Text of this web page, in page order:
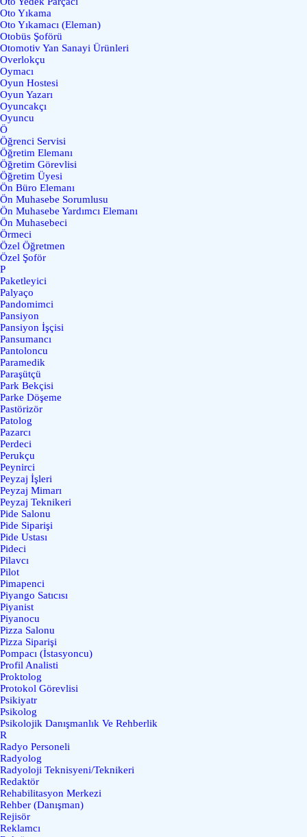
Oto Yıkama
Oto Yıkamacı (Eleman)
Otobüs Şoförü
Otomotiv Yan Sanayi Ürünleri
Overlokçu
Oymacı
Oyun Hostesi
Oyun Yazarı
Oyuncakçı
Oyuncu
Ö
Öğrenci Servisi
Öğretim Elemanı
Öğretim Görevlisi
Öğretim Üyesi
Ön Büro Elemanı
Ön Muhasebe Sorumlusu
Ön Muhasebe Yardımcı Elemanı
Ön Muhasebeci
Örmeci
Özel Öğretmen
Özel Şoför
P
Paketleyici
Palyaço
Pandomimci
Pansiyon
Pansiyon İşçisi
Pansumancı
Pantoloncu
Paramedik
Paraşütçü
Park Bekçisi
Parke Döşeme
Pastörizör
Patolog
Pazarcı
Perdeci
Perukçu
Peynirci
Peyzaj İşleri
Peyzaj Mimarı
Peyzaj Teknikeri
Pide Salonu
Pide Siparişi
Pide Ustası
Pideci
Pilavcı
Pilot
Pimapenci
Piyango Satıcısı
Piyanist
Piyanocu
Pizza Salonu
Pizza Siparişi
Pompacı (İstasyoncu)
Profil Analisti
Proktolog
Protokol Görevlisi
Psikiyatr
Psikolog
Psikolojik Danışmanlık Ve Rehberlik
R
Radyo Personeli
Radyolog
Radyoloji Teknisyeni/Teknikeri
Redaktör
Rehabilitasyon Merkezi
Rehber (Danışman)
Rejisör
Reklamcı